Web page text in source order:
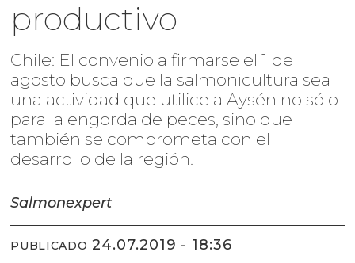
productivo
Chile: El convenio a firmarse el 1 de
agosto busca que la salmonicultura sea
una actividad que utilice a Aysén no sólo
para la engorda de peces, sino que
también se comprometa con el
desarrollo de la región.
Salmonexpert
PUBLICADO 24.07.2019 - 18:36